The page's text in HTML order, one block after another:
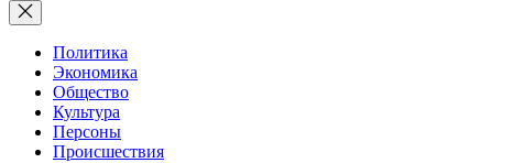
Политика
Экономика
Общество
Культура
Персоны
Происшествия